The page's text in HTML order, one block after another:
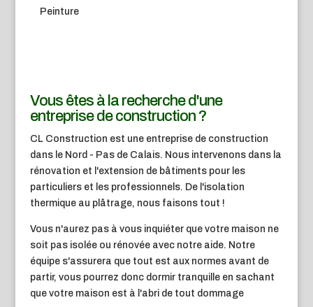
Peinture
Vous êtes à la recherche d'une
entreprise de construction ?
CL Construction est une entreprise de construction
dans le Nord - Pas de Calais. Nous intervenons dans la
rénovation et l'extension de bâtiments pour les
particuliers et les professionnels. De l'isolation
thermique au plâtrage, nous faisons tout !
Vous n'aurez pas à vous inquiéter que votre maison ne
soit pas isolée ou rénovée avec notre aide. Notre
équipe s'assurera que tout est aux normes avant de
partir, vous pourrez donc dormir tranquille en sachant
que votre maison est à l'abri de tout dommage